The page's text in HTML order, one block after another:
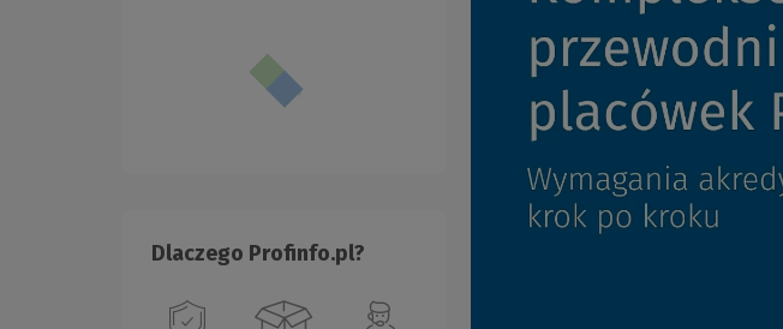
Dlaczego Profinfo.pl?